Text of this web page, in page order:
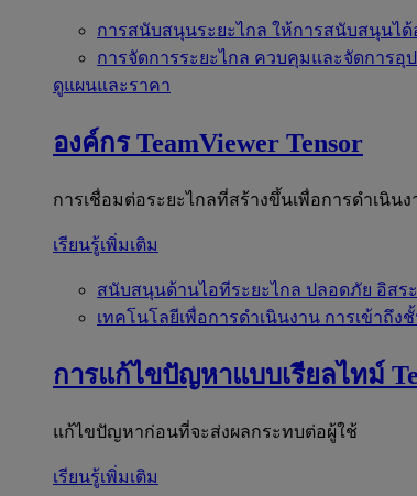
การสนับสนุนระยะไกล ให้การสนับสนุนไ
การจัดการระยะไกล ควบคุมและจัดการอุ
ดูแผนและราคา
องค์กร TeamViewer Tensor
การเชื่อมต่อระยะไกลที่สร้างขึ้นเพื่อการดำเนิน
เรียนรู้เพิ่มเติม
สนับสนุนด้านไอทีระยะไกล ปลอดภัย อิสร
เทคโนโลยีเพื่อการดำเนินงาน การเข้าถึง
การแก้ไขปัญหาแบบเรียลไทม์
แก้ไขปัญหาก่อนที่จะส่งผลกระทบต่อผู้ใช้
เรียนรู้เพิ่มเติม